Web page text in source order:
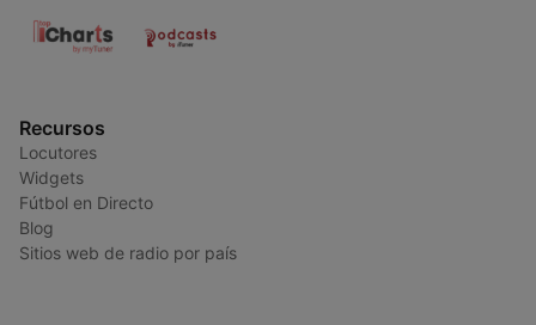
Recursos
Locutores
Widgets
Fútbol en Directo
Blog
Sitios web de radio por país